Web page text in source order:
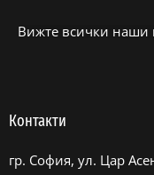
Вижте всички наши
Контакти
гр. София, ул. Цар